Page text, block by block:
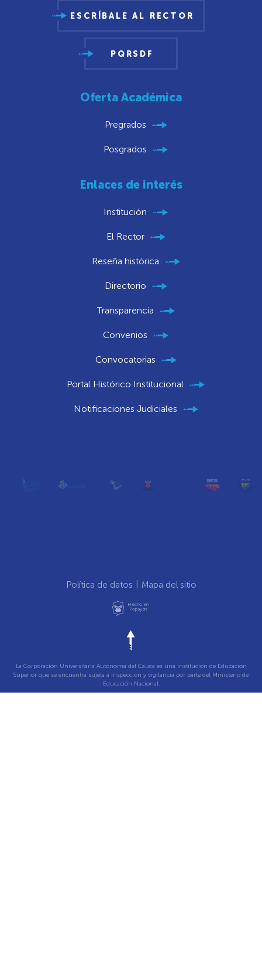
ESCRÍBALE AL RECTOR
PQRSDF
Oferta Académica
Pregrados
Posgrados
Enlaces de interés
Institución
El Rector
Reseña histórica
Directorio
Transparencia
Convenios
Convocatorias
Portal Histórico Institucional
Notificaciones Judiciales
Política de datos Mapa del sitio
Hecho en
Popayán
La Corporación Universitaria Autónoma del Cauca es una Institución de Educación
Superior que se encuentra sujeta a inspección y vigilancia por parte del Ministerio de
Educación Nacional.